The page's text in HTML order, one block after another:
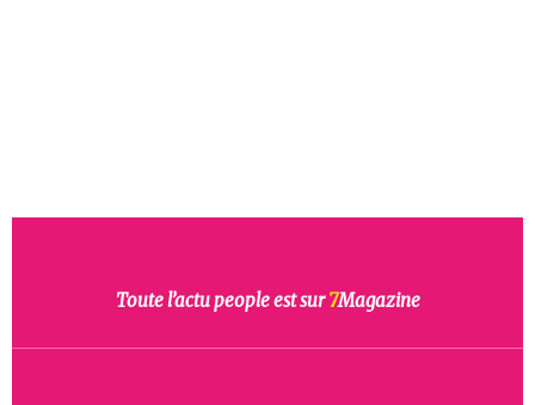
Toute l’actu people est sur7Magazine